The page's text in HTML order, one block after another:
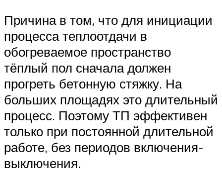
Причина в том, что для инициации
процесса теплоотдачи в
обогреваемое пространство
тёплый пол сначала должен
прогреть бетонную стяжку. На
больших площадях это длительный
процесс. Поэтому ТП эффективен
только при постоянной длительной
работе, без периодов включения-
выключения.